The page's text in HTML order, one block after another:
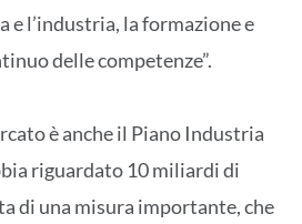
e l’industria, la formazione e
delle competenze”.
è anche il Piano Industria
riguardato 10 miliardi di
di una misura importante, che